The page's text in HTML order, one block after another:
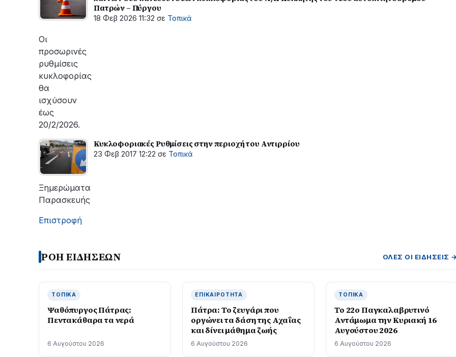
Πατρών – Πύργου
18 Φεβ 2026 11:32 σε Τοπικά
Οι
προσωρινές
ρυθμίσεις
κυκλοφορίας
θα
ισχύσουν
έως
20/2/2026.
Κυκλοφοριακές Ρυθμίσεις στην περιοχή του Αντιρρίου
23 Φεβ 2017 12:22 σε Τοπικά
Ξημερώματα
Παρασκευής
Επιστροφή
ΡΟΗ ΕΙΔΗΣΕΩΝ ΌΛΕΣ ΟΙ ΕΙΔΉΣΕΙΣ →
ΤΟΠΙΚΆ
Ψαθόπυργος Πάτρας:
Πεντακάθαρα τα νερά
6 Αυγούστου 2026
ΕΠΙΚΑΙΡΌΤΗΤΑ
Πάτρα: Το ζευγάρι που
οργώνει τα δάση της Αχαΐας
και δίνει μάθημα ζωής
6 Αυγούστου 2026
ΤΟΠΙΚΆ
Το 22ο Παγκαλαβρυτινό
Αντάμωμα την Κυριακή 16
Αυγούστου 2026
6 Αυγούστου 2026